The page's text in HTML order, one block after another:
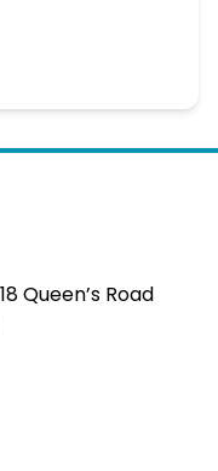
Queen’s Road